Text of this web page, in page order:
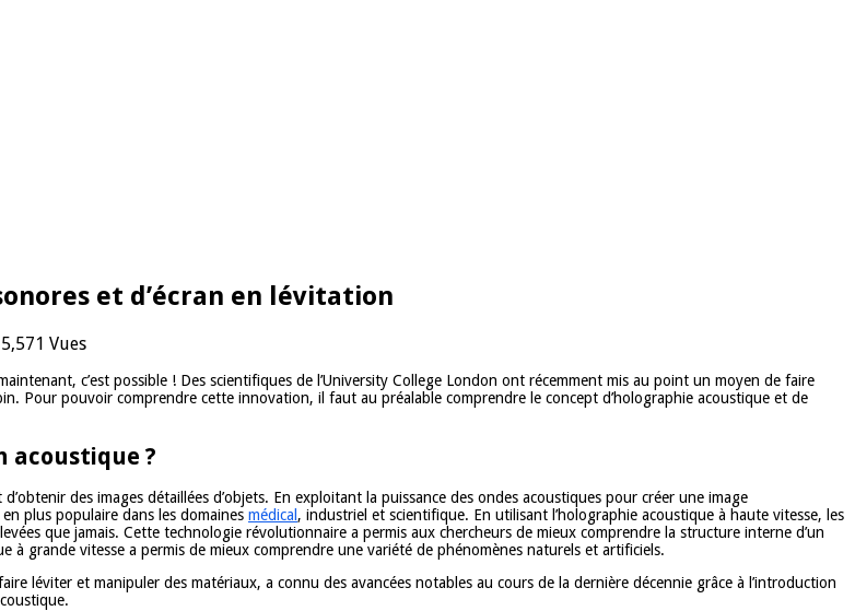
et d’écran en lévitation
5,571 Vues
c’est possible ! Des scientifiques de l’University College London ont récemment mis au point un moyen de faire
Pour pouvoir comprendre cette innovation, il faut au préalable comprendre le concept d’holographie acoustique et de
acoustique ?
des images détaillées d’objets. En exploitant la puissance des ondes acoustiques pour créer une image
plus populaire dans les domaines médical , industriel et scientifique. En utilisant l’holographie acoustique à haute vitesse, les
que jamais. Cette technologie révolutionnaire a permis aux chercheurs de mieux comprendre la structure interne d’un
grande vitesse a permis de mieux comprendre une variété de phénomènes naturels et artificiels.
léviter et manipuler des matériaux, a connu des avancées notables au cours de la dernière décennie grâce à l’introduction